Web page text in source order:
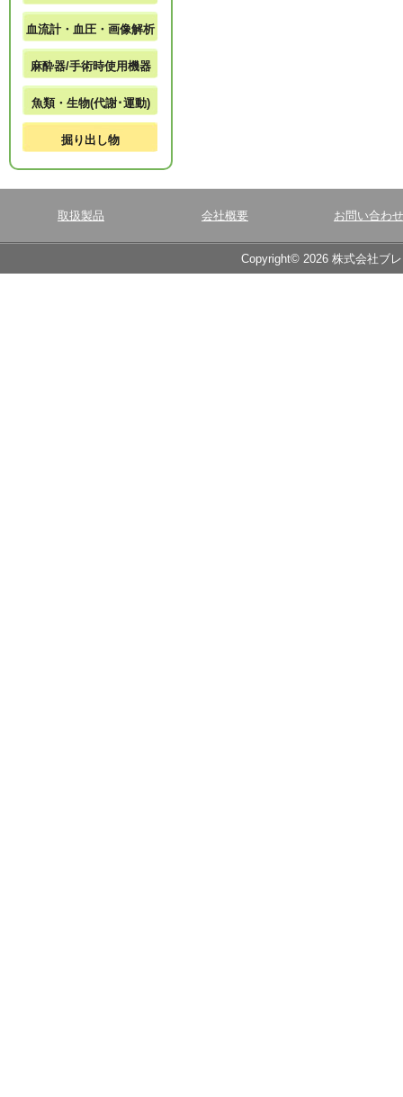
血流計・血圧・画像解析
麻酔器/手術時使用機器
魚類・生物(代謝･運動)
掘り出し物
取扱製品 会社概要 お問い合わせ
Copyright© 2026 株式会社ブ